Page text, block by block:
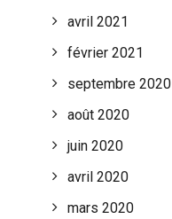
avril 2021
février 2021
septembre 2020
août 2020
juin 2020
avril 2020
mars 2020